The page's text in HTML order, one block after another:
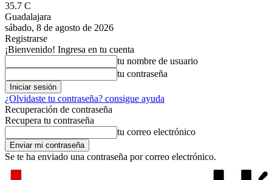
35.7 C
Guadalajara
sábado, 8 de agosto de 2026
Registrarse
¡Bienvenido! Ingresa en tu cuenta
tu nombre de usuario
tu contraseña
¿Olvidaste tu contraseña? consigue ayuda
Recuperación de contraseña
Recupera tu contraseña
tu correo electrónico
Se te ha enviado una contraseña por correo electrónico.